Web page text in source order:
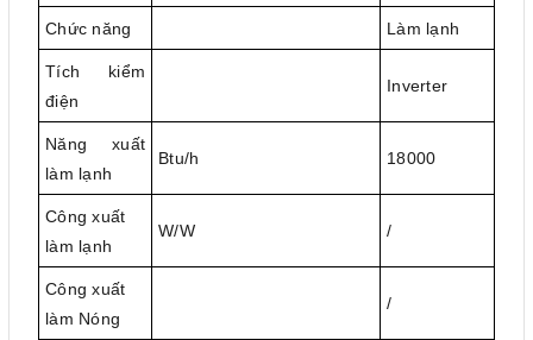
Chức năng Làm lạnh
Tích kiểm
điện
Inverter
Năng xuất
làm lạnh
Btu/h 18000
Công xuất
làm lạnh
W/W /
Công xuất
làm Nóng
/